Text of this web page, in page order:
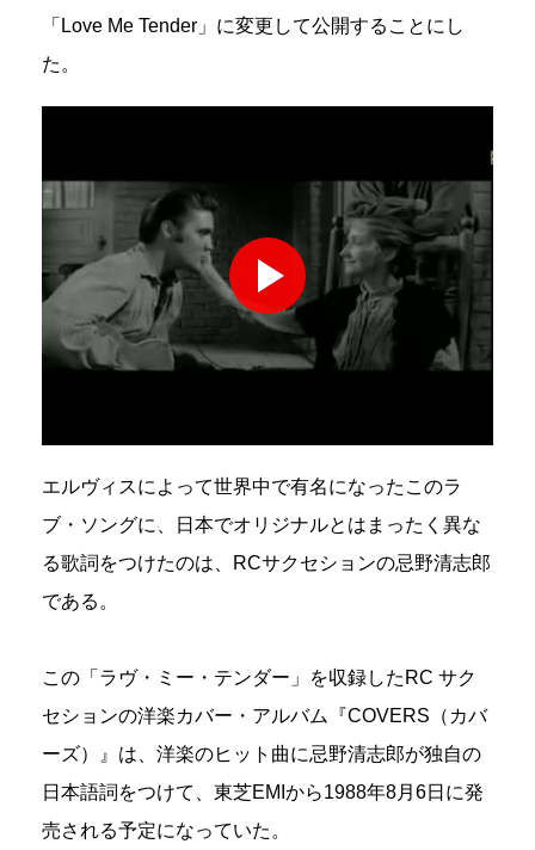
「Love Me Tender」に変更して公開することにし
た。
エルヴィスによって世界中で有名になったこのラ
ブ・ソングに、日本でオリジナルとはまったく異な
る歌詞をつけたのは、RCサクセションの忌野清志郎
である。
この「ラヴ・ミー・テンダー」を収録したRC サク
セションの洋楽カバー・アルバム『COVERS（カバ
ーズ）』は、洋楽のヒット曲に忌野清志郎が独自の
日本語詞をつけて、東芝EMIから1988年8月6日に発
売される予定になっていた。